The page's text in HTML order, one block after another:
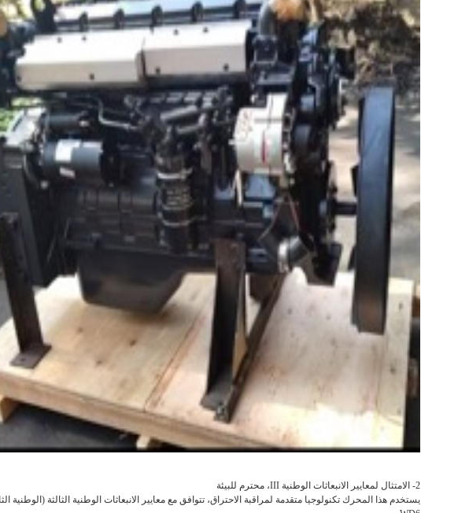
2- الامتثال لمعايير الانبعاثات الوطنية III، محترم للبيئة